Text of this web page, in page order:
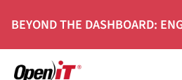
Inhalt
springen